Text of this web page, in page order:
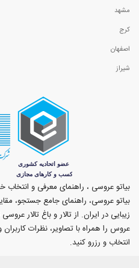
مشهد
کرج
اصفهان
شیراز
بیاتو عروسی ، راهنمای معرفی و
بیاتو عروسی، راهنمای جامع جستجو،
زیبایی در ایران. از تالار و باغ تالار
عروس را همراه با تصاویر، نظرات
انتخاب و رزرو کنید.